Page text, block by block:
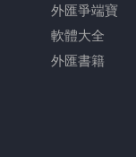
外匯爭端寶
軟體大全
外匯書籍